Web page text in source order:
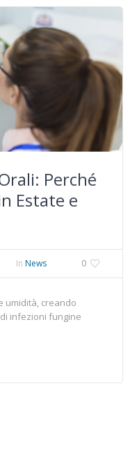
Perché
Estate e
0
In News
umidità, creando
infezioni fungine